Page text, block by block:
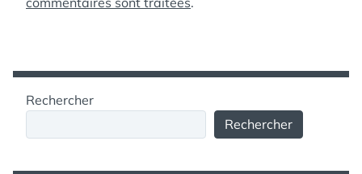
Rechercher
Rechercher